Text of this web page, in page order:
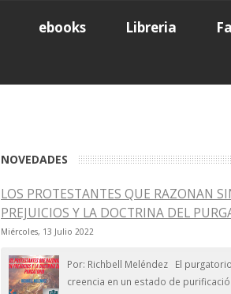
ebooks Libreria
NOVEDADES
LOS PROTESTANTES QUE RAZONAN
PREJUICIOS Y LA DOCTRINA DEL
Miércoles, 13 Julio 2022
Por: Richbell Meléndez El
creencia en un estado de